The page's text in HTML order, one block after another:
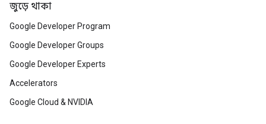
জুড়ে থাকা
Google Developer Program
Google Developer Groups
Google Developer Experts
Accelerators
Google Cloud & NVIDIA